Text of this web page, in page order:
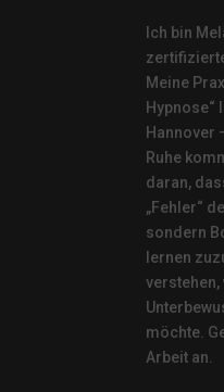
Ich bin
Meine
Hypnose“
Hannover
Ruhe
daran,
„Fehler“
sondern
lernen
verstehen,
möchte.
Arbeit an.